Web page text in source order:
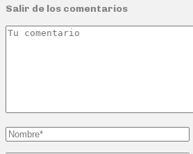
Salir de los comentarios